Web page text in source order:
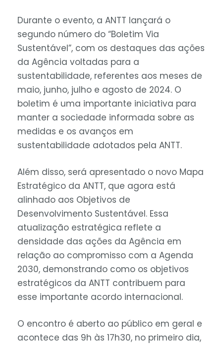
Durante o evento, a ANTT lançará o
segundo número do “Boletim Via
Sustentável”, com os destaques das ações
da Agência voltadas para a
sustentabilidade, referentes aos meses de
maio, junho, julho e agosto de 2024. O
boletim é uma importante iniciativa para
manter a sociedade informada sobre as
medidas e os avanços em
sustentabilidade adotados pela ANTT.
Além disso, será apresentado o novo Mapa
Estratégico da ANTT, que agora está
alinhado aos Objetivos de
Desenvolvimento Sustentável. Essa
atualização estratégica reflete a
densidade das ações da Agência em
relação ao compromisso com a Agenda
2030, demonstrando como os objetivos
estratégicos da ANTT contribuem para
esse importante acordo internacional.
O encontro é aberto ao público em geral e
acontece das 9h às 17h30, no primeiro dia,